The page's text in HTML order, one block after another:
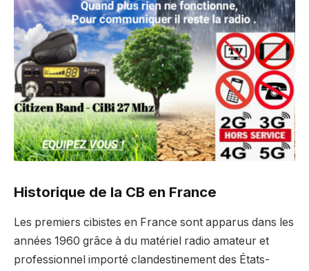
Historique de la CB en France
Les premiers cibistes en France sont apparus dans les
années 1960 grâce à du matériel radio amateur et
professionnel importé clandestinement des États-